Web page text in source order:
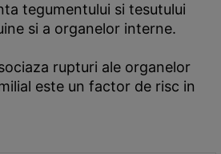
tegumentului si tesutului
si a organelor interne.
rupturi ale organelor
este un factor de risc in